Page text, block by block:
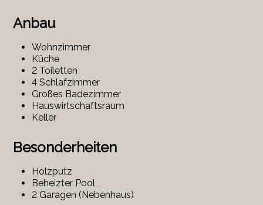
Anbau
Wohnzimmer
Küche
2 Toiletten
4 Schlafzimmer
Großes Badezimmer
Hauswirtschaftsraum
Keller
Besonderheiten
Holzputz
Beheizter Pool
2 Garagen (Nebenhaus)